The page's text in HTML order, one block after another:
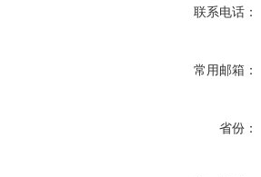
联系电话：
常用邮箱：
省份：